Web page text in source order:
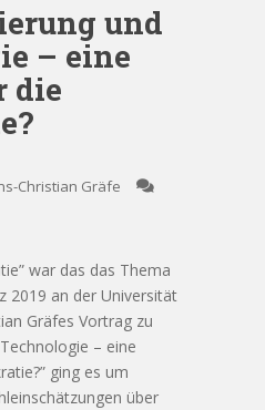
und
– eine
die
Christian Gräfe
war das das Thema
2019 an der Universität
Gräfes Vortrag zu
– eine
ging es um
über